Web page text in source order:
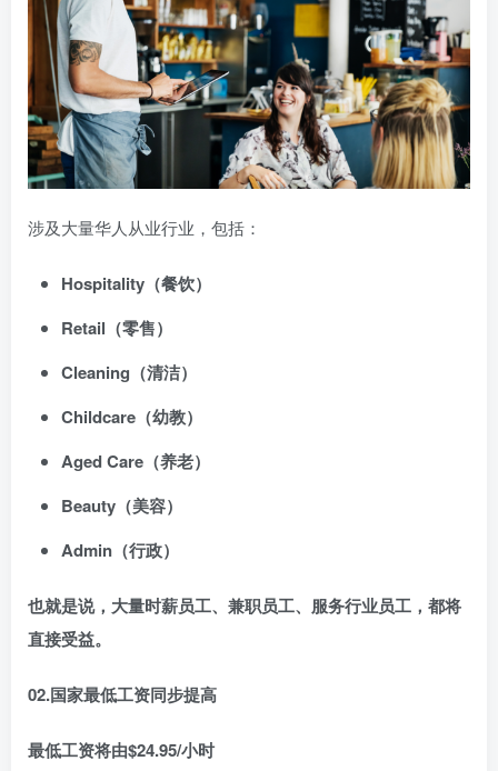
涉及大量华人从业行业，包括：
Hospitality（餐饮）
Retail（零售）
Cleaning（清洁）
Childcare（幼教）
Aged Care（养老）
Beauty（美容）
Admin（行政）
也就是说，大量时薪员工、兼职员工、服务行业员工，都将
直接受益。
02.国家最低工资同步提高
最低工资将由$24.95/小时